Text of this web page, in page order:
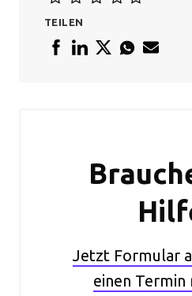
TEILEN
Jetzt Formular
einen Termin